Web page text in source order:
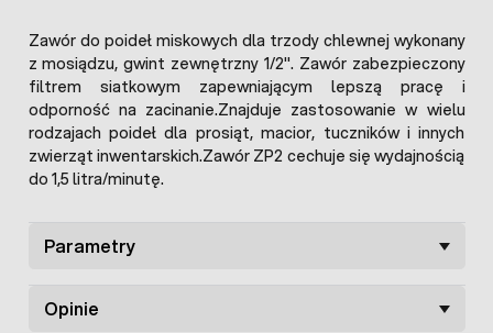
Zawór do poideł miskowych dla trzody chlewnej wykonany
z mosiądzu, gwint zewnętrzny 1/2''. Zawór zabezpieczony
filtrem siatkowym zapewniającym lepszą pracę i
odporność na zacinanie.Znajduje zastosowanie w wielu
rodzajach poideł dla prosiąt, macior, tuczników i innych
zwierząt inwentarskich.Zawór ZP2 cechuje się wydajnością
do 1,5 litra/minutę.
Parametry
Opinie